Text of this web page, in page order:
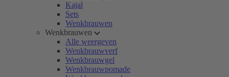
Kajal
Sets
Wenkbrauwen
Wenkbrauwen
Alle weergeven
Wenkbrauwverf
Wenkbrauwgel
Wenkbrauwpomade